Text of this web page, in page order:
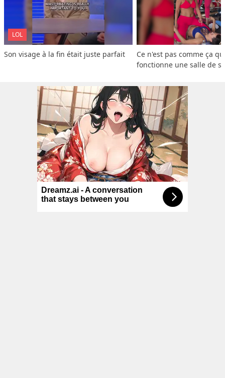
LOL
Son visage à la fin était juste parfait
Ce n'est pas comme ça
fonctionne une salle de